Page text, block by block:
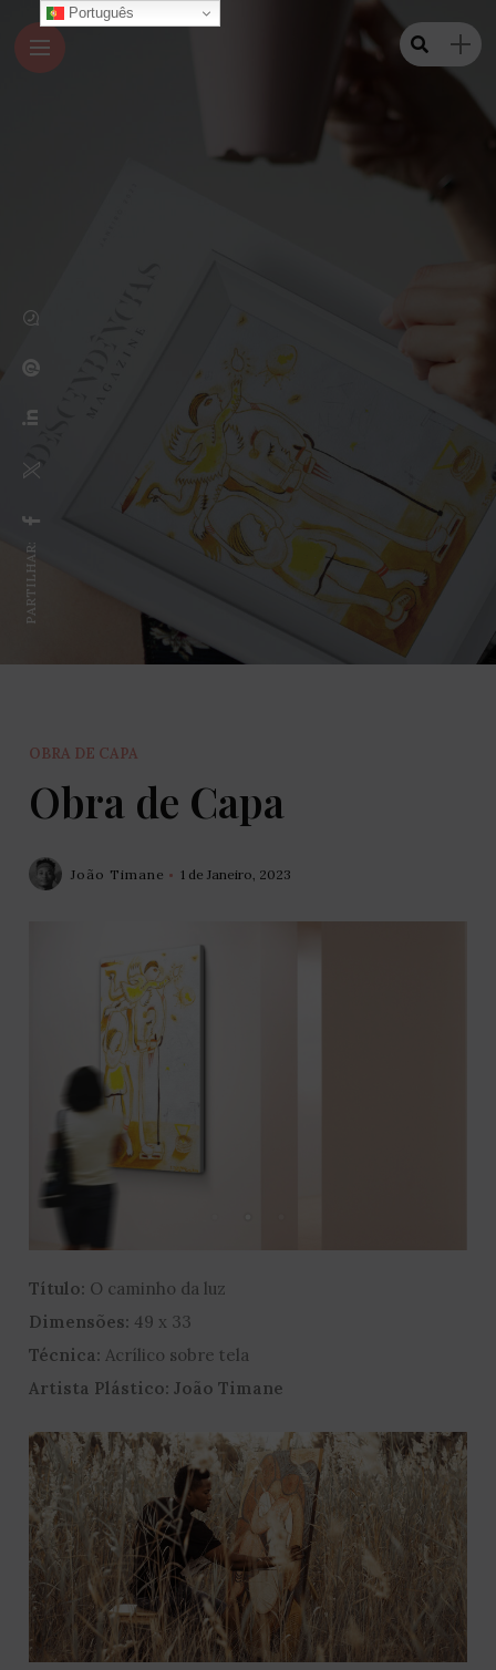
PARTILHAR:
OBRA DE CAPA
Obra de Capa
João Timane 1 de Janeiro, 2023
Título: O caminho da luz
Dimensões: 49 x 33
Técnica:Acrílico sobre tela
Artista Plástico: João Timane
Português